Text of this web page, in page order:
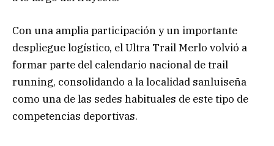
Con una amplia participación y un importante
despliegue logístico, el Ultra Trail Merlo volvió a
formar parte del calendario nacional de trail
running, consolidando a la localidad sanluiseña
como una de las sedes habituales de este tipo de
competencias deportivas.